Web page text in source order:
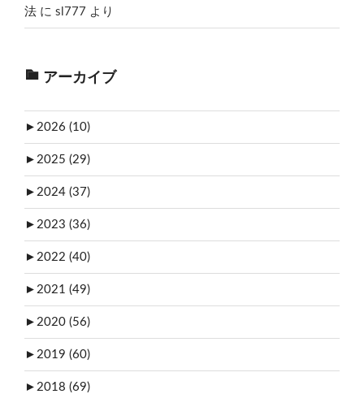
法 に sl777 より
アーカイブ
► 2026 (10)
► 2025 (29)
► 2024 (37)
► 2023 (36)
► 2022 (40)
► 2021 (49)
► 2020 (56)
► 2019 (60)
► 2018 (69)